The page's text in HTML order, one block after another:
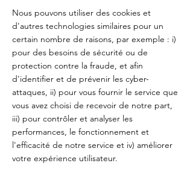
Nous pouvons utiliser des cookies et
d'autres technologies similaires pour un
certain nombre de raisons, par exemple : i)
pour des besoins de sécurité ou de
protection contre la fraude, et afin
d'identifier et de prévenir les cyber-
attaques, ii) pour vous fournir le service que
vous avez choisi de recevoir de notre part,
iii) pour contrôler et analyser les
performances, le fonctionnement et
l'efficacité de notre service et iv) améliorer
votre expérience utilisateur.